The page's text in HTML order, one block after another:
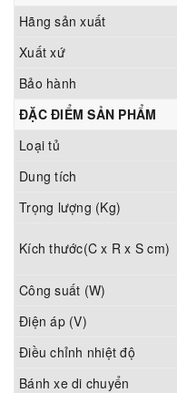
Hãng sản xuất
Xuất xứ
Bảo hành
ĐẶC ĐIỂM SẢN PHẨM
Loại tủ
Dung tích
Trọng lượng (Kg)
Kích thước(C x R x S cm)
Công suất (W)
Điện áp (V)
Điều chỉnh nhiệt độ
Bánh xe di chuyển